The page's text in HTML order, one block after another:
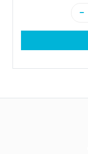
−